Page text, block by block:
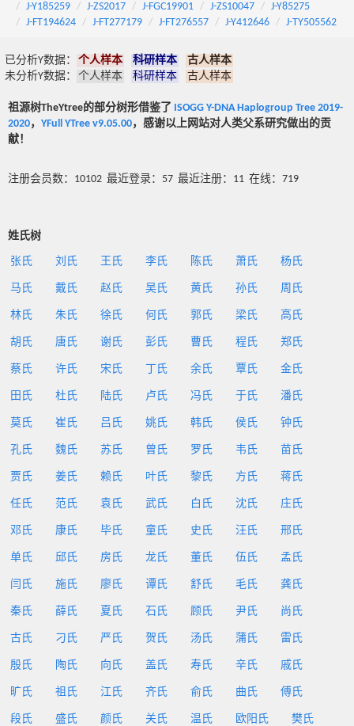
J-Y185259
J-ZS2017 J-FGC19901 J-ZS10047
J-Y85275
J-FT194624
J-FT277179 J-FT276557 J-Y412646 J-TY505562
已分析Y数据： 个人样本 科研样本
古人样本
未分析Y数据：
个人样本 科研样本 古人样本
祖源树TheYtree的部分树形借鉴了 ISOGG Y-DNA Haplogroup Tree 2019-
2020， YFull YTree v9.05.00，感谢以上网站对人类父系研究做出的贡
献！
注册会员数：10102 最近登录：57 最近注册：11 在线：719
姓氏树
张氏 刘氏 王氏 李氏 陈氏 萧氏 杨氏
马氏 戴氏 赵氏 吴氏 黄氏 孙氏 周氏
林氏 朱氏 徐氏 何氏 郭氏 梁氏 高氏
胡氏 唐氏 谢氏 彭氏 曹氏 程氏 郑氏
蔡氏 许氏 宋氏 丁氏 余氏 覃氏 金氏
田氏 杜氏 陆氏 卢氏 冯氏 于氏 潘氏
莫氏 崔氏 吕氏 姚氏 韩氏 侯氏 钟氏
孔氏 魏氏 苏氏 曾氏 罗氏 韦氏 苗氏
贾氏 姜氏 赖氏 叶氏 黎氏 方氏 蒋氏
任氏 范氏 袁氏 武氏 白氏 沈氏 庄氏
邓氏 康氏 毕氏 童氏 史氏 汪氏 邢氏
单氏 邱氏 房氏 龙氏 董氏 伍氏 孟氏
闫氏 施氏 廖氏 谭氏 舒氏 毛氏 龚氏
秦氏 薛氏 夏氏 石氏 顾氏 尹氏 尚氏
古氏 刁氏 严氏 贺氏 汤氏 蒲氏 雷氏
殷氏 陶氏 向氏 盖氏 寿氏 辛氏 戚氏
旷氏 祖氏 江氏 齐氏 俞氏 曲氏 傅氏
段氏 盛氏 颜氏 关氏 温氏 欧阳氏 樊氏